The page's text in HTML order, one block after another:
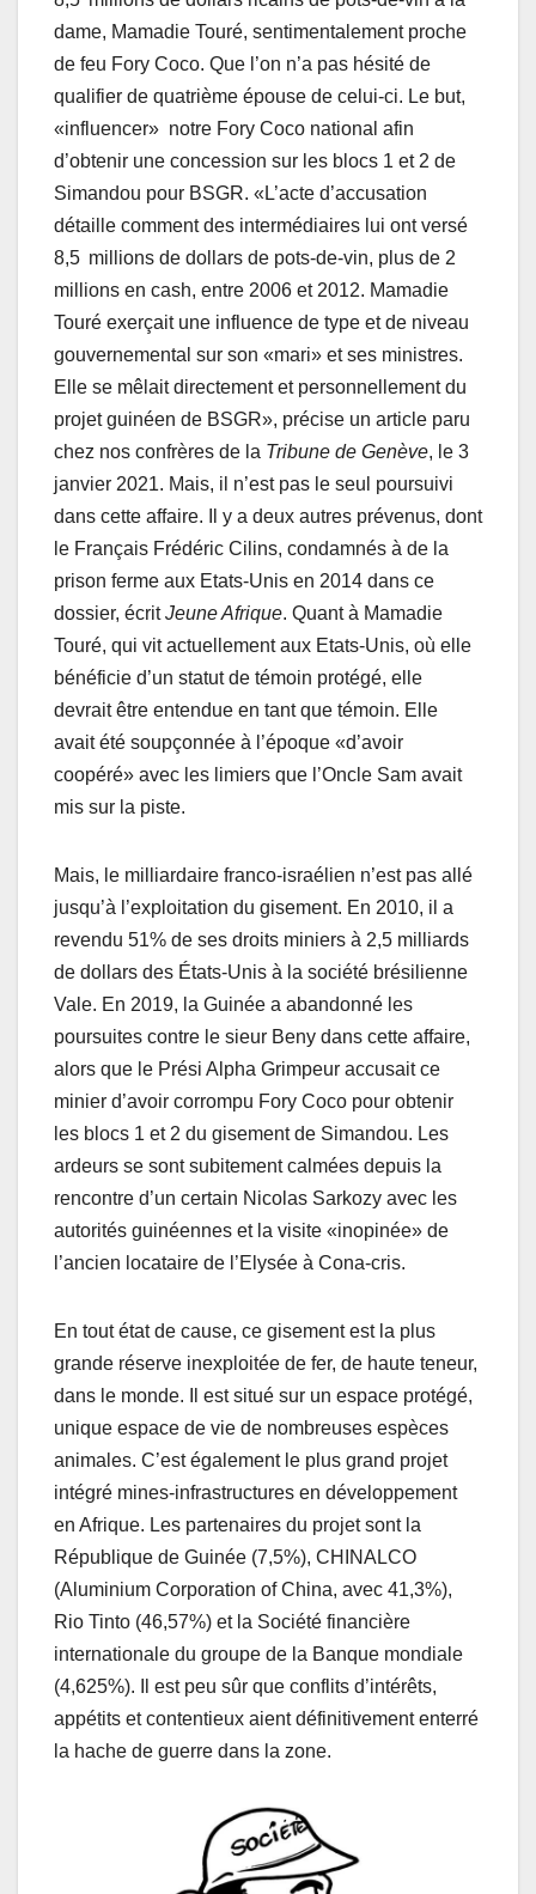
dame, Mamadie Touré, sentimentalement proche
de feu Fory Coco. Que l’on n’a pas hésité de
qualifier de quatrième épouse de celui-ci. Le but,
«influencer» notre Fory Coco national afin
d’obtenir une concession sur les blocs 1 et 2 de
Simandou pour BSGR. «L’acte d’accusation
détaille comment des intermédiaires lui ont versé
8,5 millions de dollars de pots-de-vin, plus de 2
millions en cash, entre 2006 et 2012. Mamadie
Touré exerçait une influence de type et de niveau
gouvernemental sur son «mari» et ses ministres.
Elle se mêlait directement et personnellement du
projet guinéen de BSGR», précise un article paru
chez nos confrères de la Tribune de Genève, le 3
janvier 2021. Mais, il n’est pas le seul poursuivi
dans cette affaire. Il y a deux autres prévenus, dont
le Français Frédéric Cilins, condamnés à de la
prison ferme aux Etats-Unis en 2014 dans ce
dossier, écritJeune Afrique. Quant à Mamadie
Touré, qui vit actuellement aux Etats-Unis, où elle
bénéficie d’un statut de témoin protégé, elle
devrait être entendue en tant que témoin. Elle
avait été soupçonnée à l’époque «d’avoir
coopéré» avec les limiers que l’Oncle Sam avait
mis sur la piste.
Mais, le milliardaire franco-israélien n’est pas allé
jusqu’à l’exploitation du gisement. En 2010, il a
revendu 51% de ses droits miniers à 2,5 milliards
de dollars des États-Unis à la société brésilienne
Vale. En 2019, la Guinée a abandonné les
poursuites contre le sieur Beny dans cette affaire,
alors que le Prési Alpha Grimpeur accusait ce
minier d’avoir corrompu Fory Coco pour obtenir
les blocs 1 et 2 du gisement de Simandou. Les
ardeurs se sont subitement calmées depuis la
rencontre d’un certain Nicolas Sarkozy avec les
autorités guinéennes et la visite «inopinée» de
l’ancien locataire de l’Elysée à Cona-cris.
En tout état de cause, ce gisement est la plus
grande réserve inexploitée de fer, de haute teneur,
dans le monde. Il est situé sur un espace protégé,
unique espace de vie de nombreuses espèces
animales. C’est également le plus grand projet
intégré mines-infrastructures en développement
en Afrique. Les partenaires du projet sont la
République de Guinée (7,5%), CHINALCO
(Aluminium Corporation of China, avec 41,3%),
Rio Tinto (46,57%) et la Société financière
internationale du groupe de la Banque mondiale
(4,625%). Il est peu sûr que conflits d’intérêts,
appétits et contentieux aient définitivement enterré
la hache de guerre dans la zone.